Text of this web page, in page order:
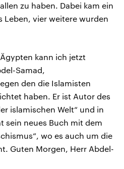
zu haben. Dabei kam ein
Leben, vier weitere wurden
kann ich jetzt
Samad,
den die Islamisten
haben. Er ist Autor des
islamischen Welt“ und in
sein neues Buch mit dem
wo es auch um die
Guten Morgen, Herr Abdel-